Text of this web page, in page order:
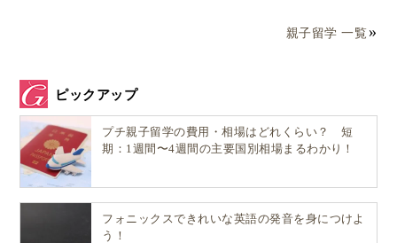
親子留学 一覧
ピックアップ
プチ親子留学の費用・相場はどれくらい？ 短
期：1週間〜4週間の主要国別相場まるわかり！
フォニックスできれいな英語の発音を身につけよ
う！